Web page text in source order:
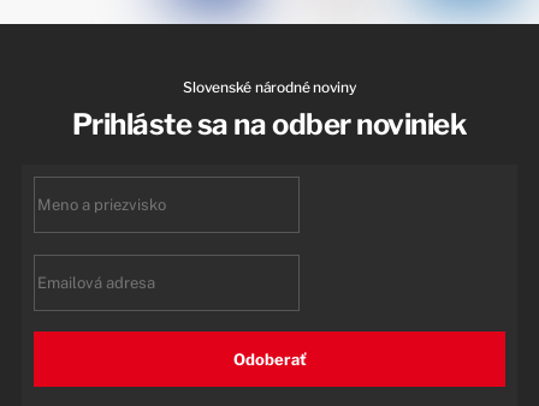
Slovenské národné noviny
Prihláste sa na odber noviniek
Odoberať